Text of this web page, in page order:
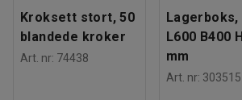
Kroksett stort, 50
blandede kroker
Art. nr: 74438
Lagerboks,
L600 B400
mm
Art. nr: 303515